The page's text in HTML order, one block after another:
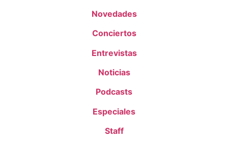
Novedades
Conciertos
Entrevistas
Noticias
Podcasts
Especiales
Staff